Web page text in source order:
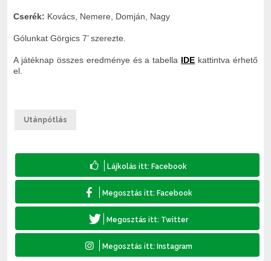
Cserék: Kovács, Nemere, Domján, Nagy
Gólunkat Görgics 7’ szerezte.
A játéknap összes eredménye és a tabella IDE kattintva érhető
el.
Utánpótlás